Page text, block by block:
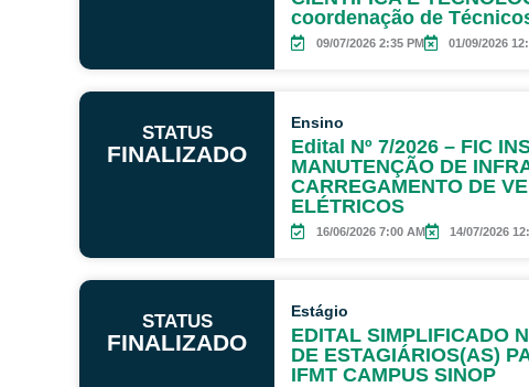
coordenação de
09/07/2026 2:35 PM 01/09/2026
STATUS
FINALIZADO
Ensino
Edital Nº 7/2026 – FIC
MANUTENÇÃO DE
CARREGAMENTO DE
ELÉTRICOS
16/06/2026 7:00 AM 14/07/2026
STATUS
FINALIZADO
Estágio
EDITAL SIMPLIFICADO
DE ESTAGIÁRIOS(AS)
IFMT CAMPUS SINOP